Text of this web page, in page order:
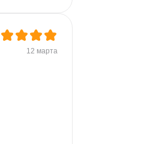
12 марта